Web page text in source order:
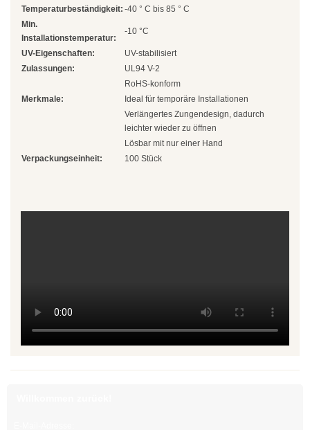
Edelstahlbinder
Edelstahlbinder 304 SS
Edelstahlbinder 316 SS
Edelstahlbinder mit Beschichtung
Edelstahlbinder mit Leiterverschluss
schwarz
farbig
Temperaturbeständigkeit: -40 ° C bis 85 ° C
Min.
Installationstemperatur:
-10 °C
UV-Eigenschaften:
UV-stabilisiert
Zulassungen:
UL94 V-2
RoHS-konform
Merkmale:
Ideal für temporäre Installationen
Verlängertes Zungendesign, dadurch
leichter wieder zu öffnen
Lösbar mit nur einer Hand
Verpackungseinheit:
100 Stück